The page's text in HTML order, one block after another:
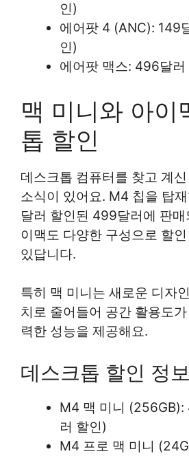
인)
에어팟 4 (ANC): 149
인)
에어팟 맥스: 496달
맥 미니와 아이
톱 할인
데스크톱 컴퓨터를 찾고 계
소식이 있어요. M4 칩을 탑
달러 할인된 499달러에 판
이맥도 다양한 구성으로 할
있답니다.
특히 맥 미니는 새로운 디자
치로 줄어들어 공간 활용도
력한 성능을 제공해요.
데스크톱 할인 정보
M4 맥 미니
러 할인)
M4 프로 맥 미니